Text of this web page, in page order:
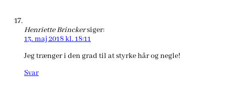
Henriette Brinckersiger:
13. maj 2018 kl. 18:11
Jeg trænger i den grad til at styrke hår og negle!
Svar